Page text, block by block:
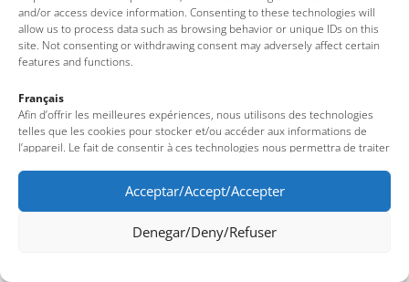
and/or access device information. Consenting to these technologies will
allow us to process data such as browsing behavior or unique IDs on this
site. Not consenting or withdrawing consent may adversely affect certain
features and functions.
Français
Afin d’offrir les meilleures expériences, nous utilisons des technologies
telles que les cookies pour stocker et/ou accéder aux informations de
l’appareil. Le fait de consentir à ces technologies nous permettra de traiter
uniques sur ce site. Le fait de ne pas consentir ou de retirer son
consentement peut avoir un effet négatif sur certaines fonctionnalités et
caractéristiques du site.
Acceptar/Accept/Accepter
Denegar/Deny/Refuser